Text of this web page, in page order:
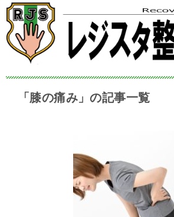
「膝の痛み」の記事一覧